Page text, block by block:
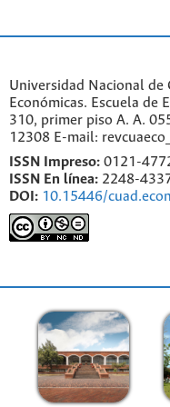
Universidad Nacional de
Económicas. Escuela de
310, primer piso A. A.
12308 E-mail:
ISSN Impreso: 0121-
ISSN En línea: 2248-
DOI: 10.15446/cuad.econ